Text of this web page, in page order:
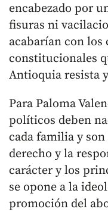
encabezado por
fisuras ni
acabarían con los
constitucionales
Antioquia resista
Para Paloma
políticos deben
cada familia y
derecho y la
carácter y los
se opone a la
promoción del